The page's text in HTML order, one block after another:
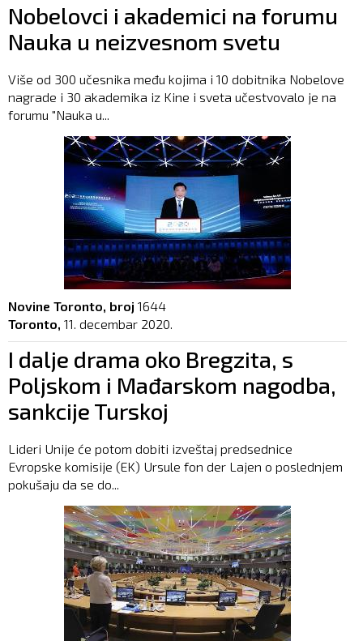
Nobelovci i akademici na forumu
Nauka u neizvesnom svetu
Više od 300 učesnika među kojima i 10 dobitnika Nobelove
nagrade i 30 akademika iz Kine i sveta učestvovalo je na
forumu "Nauka u...
Novine Toronto, broj 1644
Toronto, 11. decembar 2020.
I dalje drama oko Bregzita, s
Poljskom i Mađarskom nagodba,
sankcije Turskoj
Lideri Unije će potom dobiti izveštaj predsednice
Evropske komisije (EK) Ursule fon der Lajen o poslednjem
pokušaju da se do...